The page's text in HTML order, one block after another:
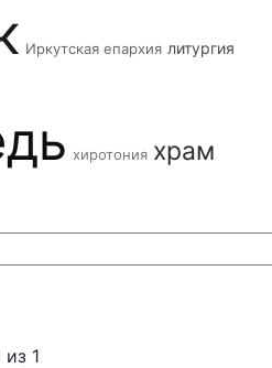
Иркутская епархия литургия
хиротония храм
1